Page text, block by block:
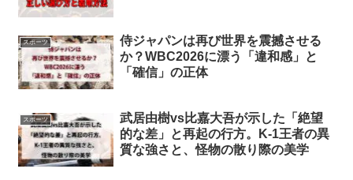
スポーツ
侍ジャパンは再び世界を震撼させる
か？WBC2026に漂う「違和感」と
「確信」の正体
スポーツ
武居由樹vs比嘉大吾が示した「絶望
的な差」と再起の行方。K-1王者の異
質な強さと、怪物の散り際の美学